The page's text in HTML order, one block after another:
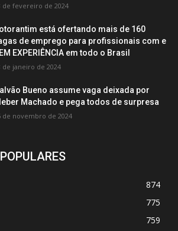
de fevereiro de 2024
está ofertando mais de 160
de emprego para profissionais com e
EXPERIÊNCIA em todo o Brasil
de janeiro de 2024
Bueno assume vaga deixada por
Machado e pega todos de surpresa
de novembro de 2024
874
775
759